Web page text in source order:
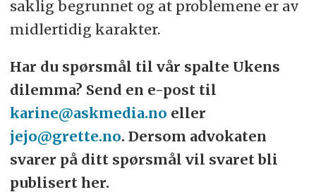
saklig begrunnet og at problemene er av
midlertidig karakter.
Har du spørsmål til vår spalte Ukens
dilemma? Send en e-post til
karine@askmedia.no eller
jejo@grette.no. Dersom advokaten
svarer på ditt spørsmål vil svaret bli
publisert her.